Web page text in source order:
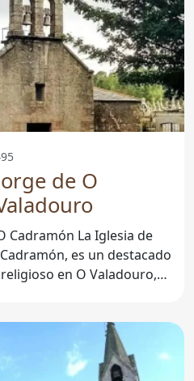
de O
La Iglesia de
es un destacado
en O Valadouro,